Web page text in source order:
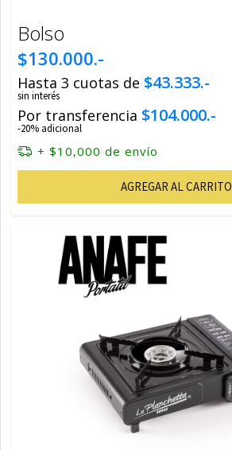
Bolso
$130.000.-
Hasta 3 cuotas de $43.333.-
sin interés
Por transferencia $104.000.-
-20% adicional
+ $10,000 de envío
AGREGAR AL CARRITO